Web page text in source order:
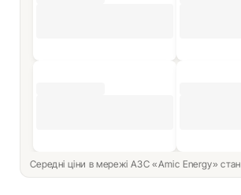
Середні ціни в мережі АЗС «Amic Energy»